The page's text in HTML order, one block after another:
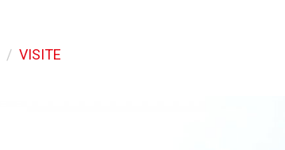
VISITE